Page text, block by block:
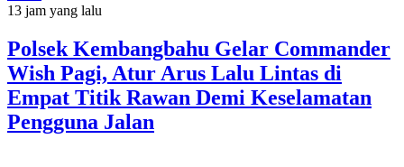
13 jam yang lalu
Polsek Kembangbahu Gelar Commander
Wish Pagi, Atur Arus Lalu Lintas di
Empat Titik Rawan Demi Keselamatan
Pengguna Jalan